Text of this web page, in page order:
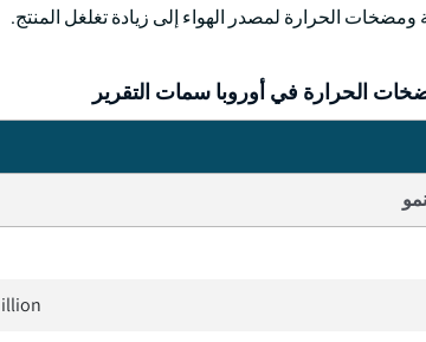
الحرارة لمصدر الهواء إلى زيادة تغلغل المنتج.
الحرارة في أوروبا سمات التقرير